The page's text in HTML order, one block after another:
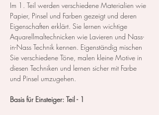
Im 1. Teil werden verschiedene Materialien wie
Papier, Pinsel und Farben gezeigt und deren
Eigenschaften erklärt. Sie lernen wichtige
Aquarellmaltechnicken wie Lavieren und Nass-
in-Nass Technik kennen. Eigenständig mischen
Sie verschiedene Töne, malen kleine Motive in
diesen Techniken und lernen sicher mit Farbe
und Pinsel umzugehen.
Basis für Einsteiger: Teil - 1